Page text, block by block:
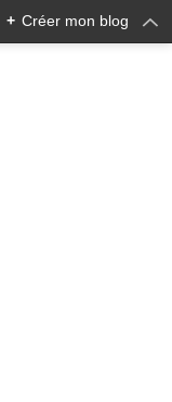
+ Créer mon blog